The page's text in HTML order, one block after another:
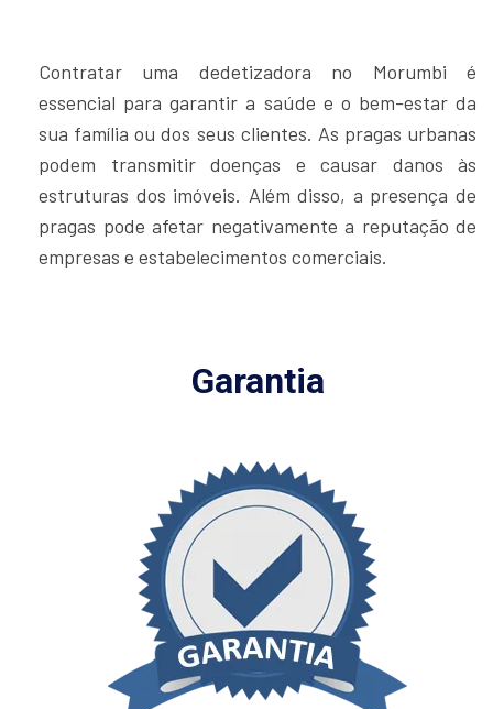
Contratar uma dedetizadora no Morumbi é
essencial para garantir a saúde e o bem-estar da
sua família ou dos seus clientes. As pragas urbanas
podem transmitir doenças e causar danos às
estruturas dos imóveis. Além disso, a presença de
pragas pode afetar negativamente a reputação de
empresas e estabelecimentos comerciais.
Garantia